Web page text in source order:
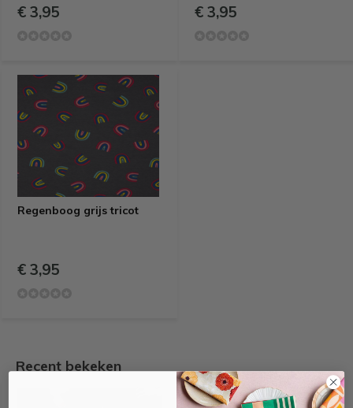
€ 3,95 € 3,95
Regenboog grijs tricot
€ 3,95
Recent bekeken